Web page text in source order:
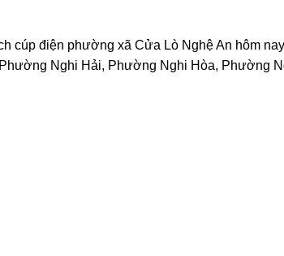
cúp điện phường xã Cửa Lò Nghệ An hôm
Nghi Hải, Phường Nghi Hòa, Phường